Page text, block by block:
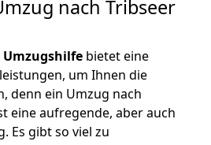
nach Tribseer
Umzugshilfe bietet eine
um Ihnen die
denn ein Umzug nach
eine aufregende, aber auch
Es gibt so viel zu